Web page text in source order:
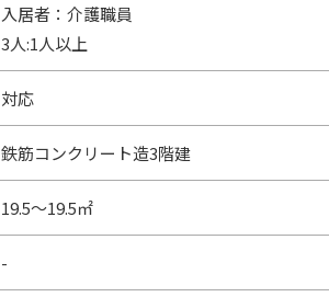
入居者：介護職員
3人:1人以上
対応
鉄筋コンクリート造3階建
19.5～19.5㎡
-